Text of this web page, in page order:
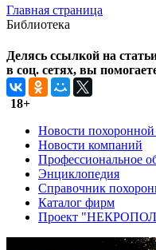
Главная страница
Библиотека
Делясь ссылкой на
в соц. сетях, вы
18+
Новости похоронной
Новости компаний
Профессиональное
Энциклопедия
Справочник
Каталог фирм
Проект